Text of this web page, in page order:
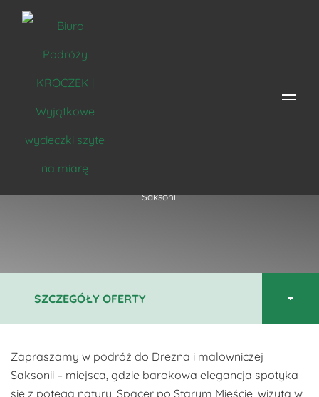
Wędrówki po Saksonii
Saksonii
Zapraszamy w podróż do Drezna i malowniczej
Saksonii – miejsca, gdzie barokowa elegancja spotyka
się z potęgą natury. Spacer po Starym Mieście, wizyta w